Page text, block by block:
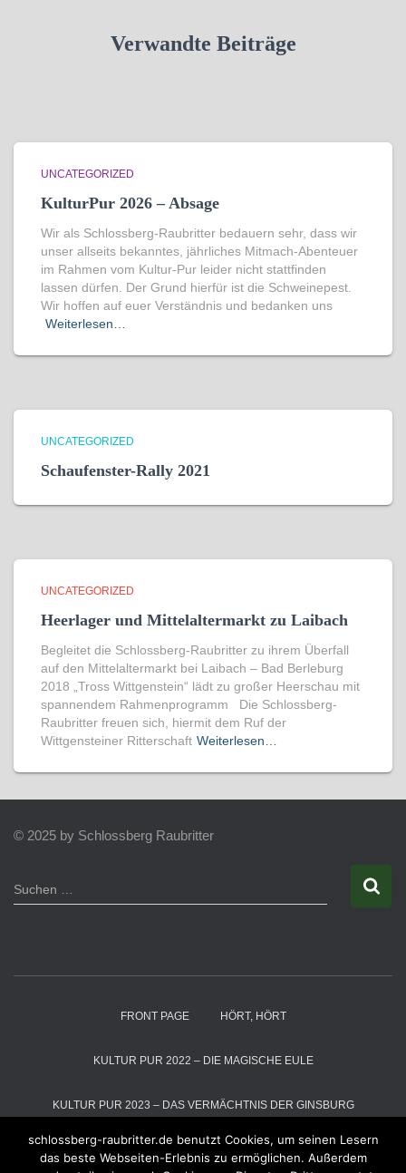
Verwandte Beiträge
UNCATEGORIZED
KulturPur 2026 – Absage
Wir als Schlossberg-Raubritter bedauern sehr, dass wir
unser allseits bekanntes, jährliches Mitmach-Abenteuer
im Rahmen vom Kultur-Pur leider nicht stattfinden
lassen dürfen. Der Grund hierfür ist die Schweinepest.
Wir hoffen auf euer Verständnis und bedanken uns
Weiterlesen…
UNCATEGORIZED
Schaufenster-Rally 2021
UNCATEGORIZED
Heerlager und Mittelaltermarkt zu Laibach
Begleitet die Schlossberg-Raubritter zu ihrem Überfall
auf den Mittelaltermarkt bei Laibach – Bad Berleburg
2018 „Tross Wittgenstein“ lädt zu großer Heerschau mit
spannendem Rahmenprogramm Die Schlossberg-
Raubritter freuen sich, hiermit dem Ruf der
Wittgensteiner Ritterschaft Weiterlesen…
© 2025 by Schlossberg Raubritter
u
Suchen …
FRONT PAGE HÖRT, HÖRT
KULTUR PUR 2022 – DIE MAGISCHE EULE
KULTUR PUR 2023 – DAS VERMÄCHTNIS DER GINSBURG
KULTUR PUR 2024 – DIE SCHNEEKÖNIGIN
schlossberg-raubritter.de benutzt Cookies, um seinen Lesern
das beste Webseiten-Erlebnis zu ermöglichen. Außerdem